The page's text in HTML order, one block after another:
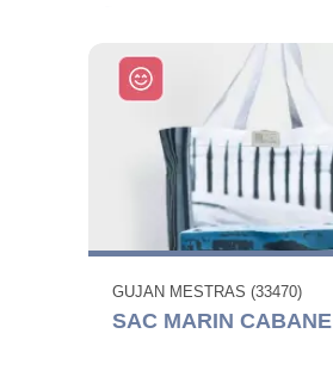
GUJAN MESTRAS (33470)
SAC MARIN CABANE